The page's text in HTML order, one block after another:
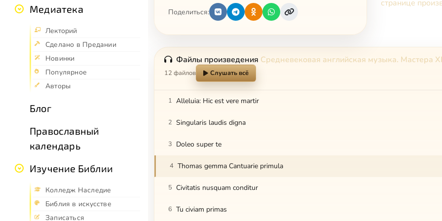
Медиатека
Лекторий
Сделано в Предании
Новинки
Популярное
Авторы
Блог
Православный
календарь
Изучение Библии
Колледж Наследие
Библия в искусстве
Записаться
Поделиться:
странице
Файлы произведения Средневековая английская музыка. Мастера
12 файлов Слушать всё
1 Alleluia: Hic est vere martir
2 Singularis laudis digna
3 Doleo super te
4 Thomas gemma Cantuarie primula
5 Civitatis nusquam conditur
6 Tu civiam primas